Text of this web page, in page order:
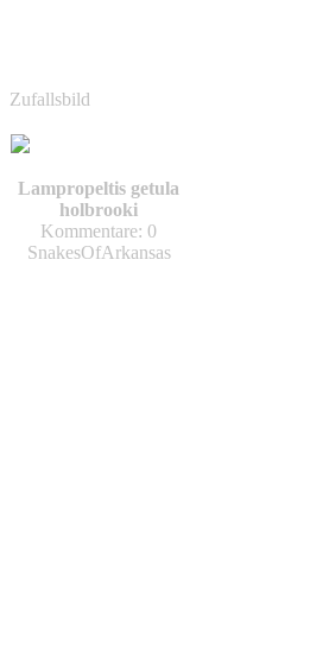
Zufallsbild
Lampropeltis getula
holbrooki
Kommentare: 0
SnakesOfArkansas